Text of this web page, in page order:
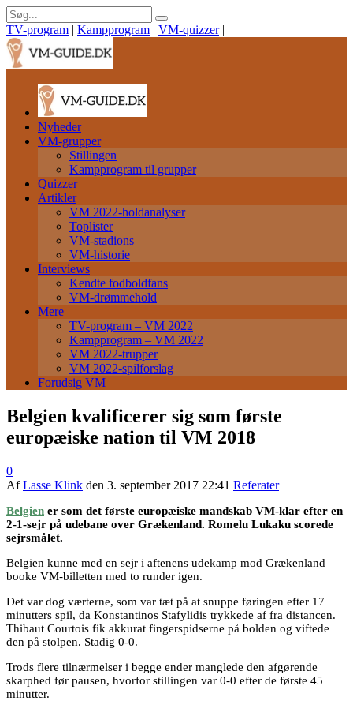
TV-program | Kampprogram | VM-quizzer |
Nyheder
VM-grupper
Stillingen
Kampprogram til grupper
Quizzer
Artikler
VM 2022-holdanalyser
Toplister
VM-stadions
VM-historie
Interviews
Kendte fodboldfans
VM-drømmehold
Mere
TV-program – VM 2022
Kampprogram – VM 2022
VM 2022-trupper
VM 2022-spilforslag
Forudsig VM
Belgien kvalificerer sig som første
europæiske nation til VM 2018
0
AfLasse Klink den 3. september 2017 22:41 Referater
Belgien er som det første europæiske mandskab VM-klar efter en
2-1-sejr på udebane over Grækenland. Romelu Lukaku scorede
sejrsmålet.
Belgien kunne med en sejr i aftenens udekamp mod Grækenland
booke VM-billetten med to runder igen.
Det var dog værterne, som var tæt på at snuppe føringen efter 17
minutters spil, da Konstantinos Stafylidis trykkede af fra distancen.
Thibaut Courtois fik akkurat fingerspidserne på bolden og viftede
den på stolpen. Stadig 0-0.
Trods flere tilnærmelser i begge ender manglede den afgørende
skarphed før pausen, hvorfor stillingen var 0-0 efter de første 45
minutter.